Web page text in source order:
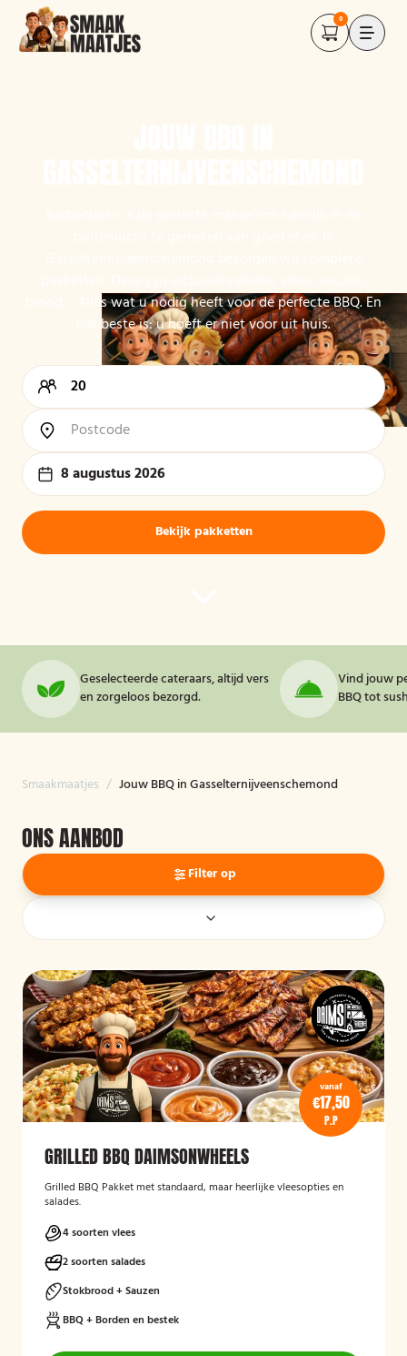
0
brood… Alles wat u nodig heeft voor de perfecte BBQ. En
het beste is: u hoeft er niet voor uit huis.
8 augustus 2026
Bekijk pakketten
Geselecteerde cateraars, altijd vers
en zorgeloos bezorgd.
Vind jouw
BBQ tot
Smaakmaatjes / Jouw BBQ in Gasselternijveenschemond
ONS AANBOD
Filter op
vanaf
€17,50
P.P
GRILLED BBQ DAIMSONWHEELS
Grilled BBQ Pakket met standaard, maar heerlijke vleesopties en
salades.
4 soorten vlees
2 soorten salades
Stokbrood + Sauzen
BBQ + Borden en bestek